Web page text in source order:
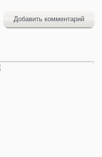
Добавить комментарий